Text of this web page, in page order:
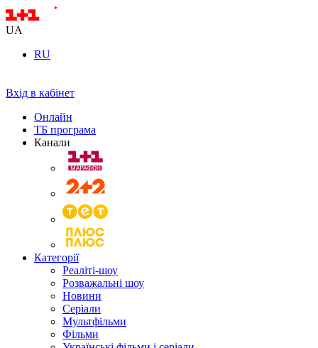
UA
RU
Вхід в кабінет
Онлайн
ТБ програма
Канали
Категорії
Реаліті-шоу
Розважальні шоу
Новини
Серіали
Мультфільми
Фільми